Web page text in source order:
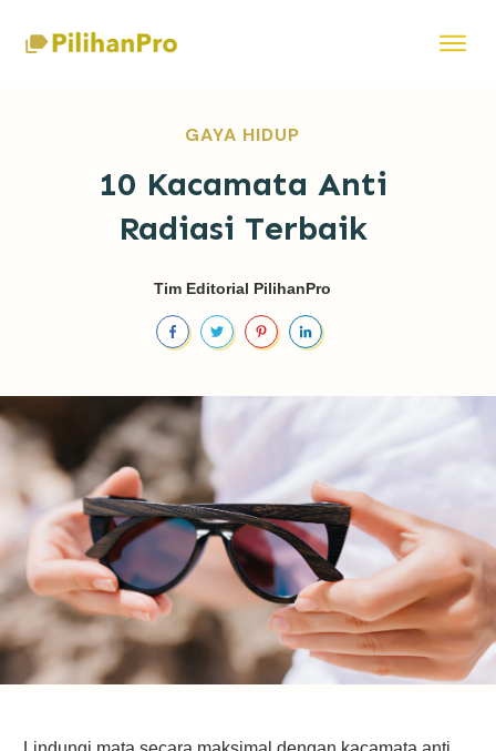
GAYA HIDUP
10 Kacamata Anti
Radiasi Terbaik
Tim Editorial PilihanPro